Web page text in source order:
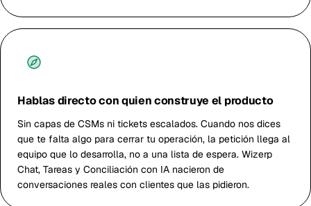
Hablas directo con quien construye el producto
Sin capas de CSMs ni tickets escalados. Cuando nos dices
que te falta algo para cerrar tu operación, la petición llega al
equipo que lo desarrolla, no a una lista de espera. Wizerp
Chat, Tareas y Conciliación con IA nacieron de
conversaciones reales con clientes que las pidieron.